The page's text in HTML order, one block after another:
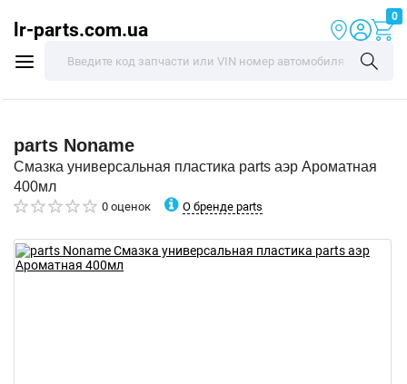
lr-parts.com.ua
0
parts Noname
Смазка универсальная пластика parts аэр Ароматная
400мл
0 оценок О бренде parts